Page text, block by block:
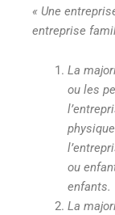
« Une
entreprise
La
ou les
ou
enfants.
La